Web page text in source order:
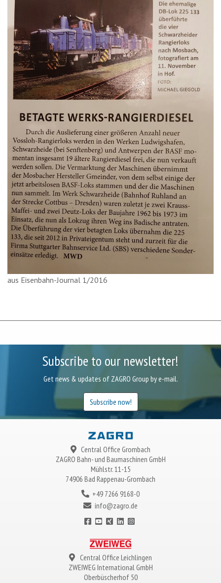
aus Eisenbahn-Journal 1/2016
Subscribe to our newsletter!
Get news & updates of ZAGRO Group by e-mail.
Subscribe now!
Central Office Grombach
ZAGRO Bahn- und Baumaschinen GmbH
Mühlstr. 11-15
74906 Bad Rappenau-Grombach
+49 7266 9168-0
info@zagro.de
Central Office Leichlingen
ZWEIWEG International GmbH
Oberbüscherhof 50